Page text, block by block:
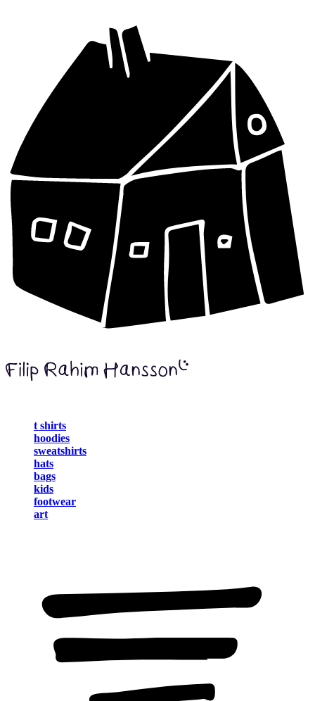
t shirts
hoodies
sweatshirts
hats
bags
kids
footwear
art